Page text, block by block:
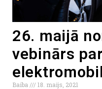
26. maijā
vebinārs par
Baiba
18. maijs, 2021